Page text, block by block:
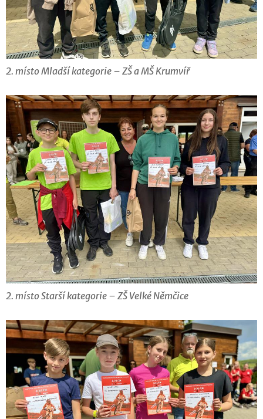
2. místo Mladší kategorie – ZŠ a MŠ Krumvíř
2. místo Starší kategorie – ZŠ Velké Němčice